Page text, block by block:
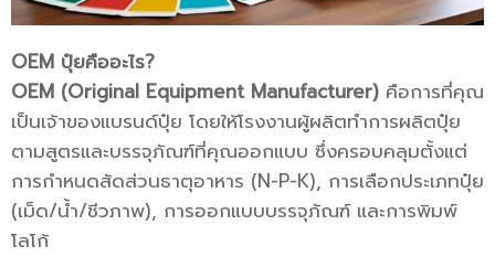
OEM ปุ๋ยคืออะไร?
OEM (Original Equipment Manufacturer) คือการที่คุณ
เป็นเจ้าของแบรนด์ปุ๋ย โดยให้โรงงานผู้ผลิตทำการผลิตปุ๋ย
ตามสูตรและบรรจุภัณฑ์ที่คุณออกแบบ ซึ่งครอบคลุมตั้งแต่
การกำหนดสัดส่วนธาตุอาหาร (N-P-K), การเลือกประเภทปุ๋ย
(เม็ด/น้ำ/ชีวภาพ), การออกแบบบรรจุภัณฑ์ และการพิมพ์
โลโก้